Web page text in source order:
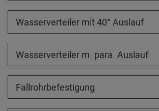
Wasserverteiler mit 40° Auslauf
Wasserverteiler m. para. Auslauf
Fallrohrbefestigung